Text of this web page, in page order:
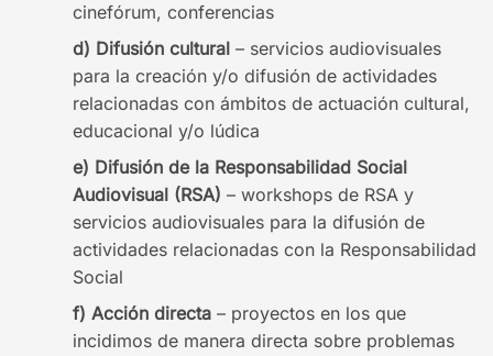
cinefórum, conferencias
Difusión cultural– servicios audiovisuales
para la creación y/o difusión de actividades
relacionadas con ámbitos de actuación cultural,
educacional y/o lúdica
Difusión de la Responsabilidad Social
Audiovisual (RSA) – workshops de RSA y
servicios audiovisuales para la difusión de
actividades relacionadas con la Responsabilidad
Social
Acción directa– proyectos en los que
incidimos de manera directa sobre problemas